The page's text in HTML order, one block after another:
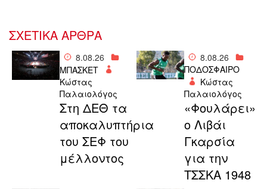
ΣΧΕΤΙΚΑ ΑΡΘΡΑ
8.08.26
ΜΠΑΣΚΕΤ
Κώστας
Παλαιολόγος
Στη ΔΕΘ τα
αποκαλυπτήρια
του ΣΕΦ του
μέλλοντος
8.08.26
ΠΟΔΟΣΦΑΙΡΟ
Κώστας
Παλαιολόγος
«Φουλάρει»
ο Λιβάι
Γκαρσία
για την
ΤΣΣΚΑ 1948